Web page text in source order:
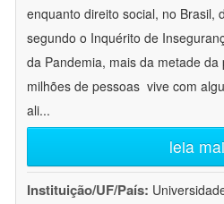
enquanto direito social, no Brasil,
segundo o Inquérito de
da Pandemia, mais da metade da
milhões de pessoas  vive com
ali...
leia
Instituição/UF/País: